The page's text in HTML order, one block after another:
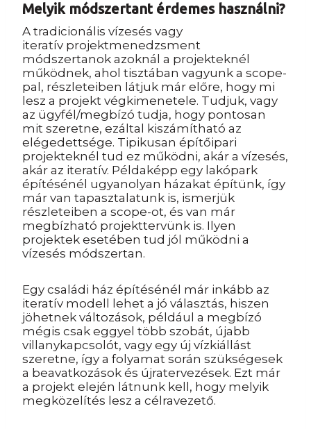
Melyik módszertant érdemes használni?
A tradicionális vízesés vagy
iteratív projektmenedzsment
módszertanok azoknál a projekteknél
működnek, ahol tisztában vagyunk a scope-
pal, részleteiben látjuk már előre, hogy mi
lesz a projekt végkimenetele. Tudjuk, vagy
az ügyfél/megbízó tudja, hogy pontosan
mit szeretne, ezáltal kiszámítható az
elégedettsége. Tipikusan építőipari
projekteknél tud ez működni, akár a vízesés,
akár az iteratív. Példaképp egy lakópark
építésénél ugyanolyan házakat építünk, így
már van tapasztalatunk is, ismerjük
részleteiben a scope-ot, és van már
megbízható projekttervünk is. Ilyen
projektek esetében tud jól működni a
vízesés módszertan.
Egy családi ház építésénél már inkább az
iteratív modell lehet a jó választás, hiszen
jöhetnek változások, például a megbízó
mégis csak eggyel több szobát, újabb
villanykapcsolót, vagy egy új vízkiállást
szeretne, így a folyamat során szükségesek
a beavatkozások és újratervezések. Ezt már
a projekt elején látnunk kell, hogy melyik
megközelítés lesz a célravezető.